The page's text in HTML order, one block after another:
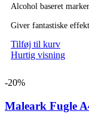
Alcohol baseret
Giver fantastiske
Tilføj til kurv
Hurtig visning
-20%
Maleark Fugle